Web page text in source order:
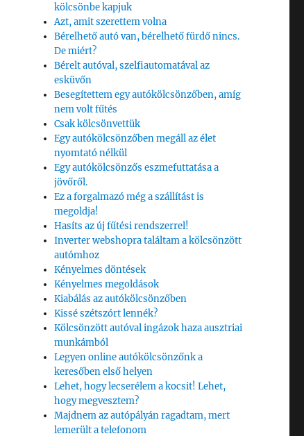
kölcsönbe kapjuk
Azt, amit szerettem volna
Bérelhető autó van, bérelhető fürdő nincs.
De miért?
Bérelt autóval, szelfiautomatával az
esküvőn
Besegítettem egy autókölcsönzőben, amíg
nem volt fűtés
Csak kölcsönvettük
Egy autókölcsönzőben megáll az élet
nyomtató nélkül
Egy autókölcsönzős eszmefuttatása a
jövőről.
Ez a forgalmazó még a szállítást is
megoldja!
Hasíts az új fűtési rendszerrel!
Inverter webshopra találtam a kölcsönzött
autómhoz
Kényelmes döntések
Kényelmes megoldások
Kiabálás az autókölcsönzőben
Kissé szétszórt lennék?
Kölcsönzött autóval ingázok haza ausztriai
munkámból
Legyen online autókölcsönzőnk a
keresőben első helyen
Lehet, hogy lecserélem a kocsit! Lehet,
hogy megvesztem?
Majdnem az autópályán ragadtam, mert
lemerült a telefonom